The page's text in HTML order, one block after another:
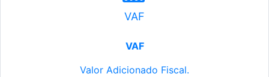
VAF
VAF
Valor Adicionado Fiscal.